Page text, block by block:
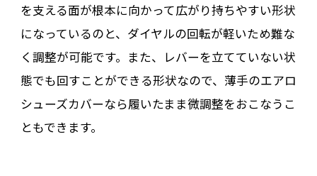
を支える面が根本に向かって広がり持ちやすい形状
になっているのと、ダイヤルの回転が軽いため難な
く調整が可能です。また、レバーを立てていない状
態でも回すことができる形状なので、薄手のエアロ
シューズカバーなら履いたまま微調整をおこなうこ
ともできます。